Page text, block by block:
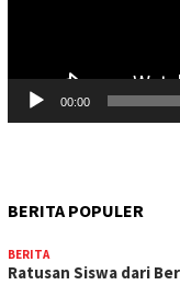
00:00
BERITA POPULER
BERITA
Ratusan Siswa dari